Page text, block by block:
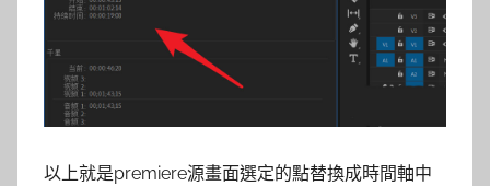
以上就是premiere源畫面選定的點替換成時間軸中